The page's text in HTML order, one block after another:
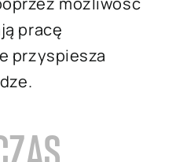
pracę
przyspiesza